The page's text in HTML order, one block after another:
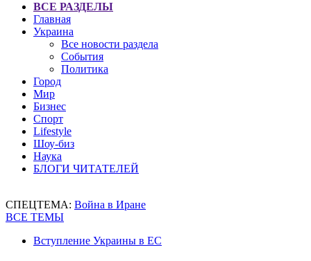
ВСЕ РАЗДЕЛЫ
Главная
Украина
Все новости раздела
События
Политика
Город
Мир
Бизнес
Спорт
Lifestyle
Шоу-биз
Наука
БЛОГИ ЧИТАТЕЛЕЙ
СПЕЦТЕМА: Война в Иране
ВСЕ ТЕМЫ
Вступление Украины в ЕС